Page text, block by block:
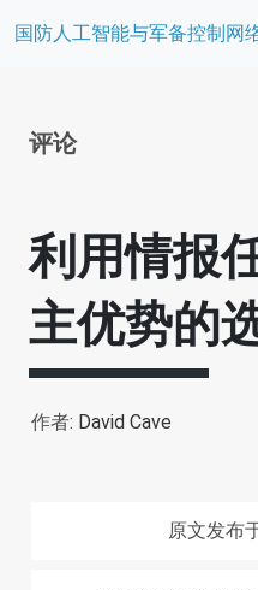
国防人工智能与军备控制网
评论
利用情报
主优势的
作者: David Cave
原文发布